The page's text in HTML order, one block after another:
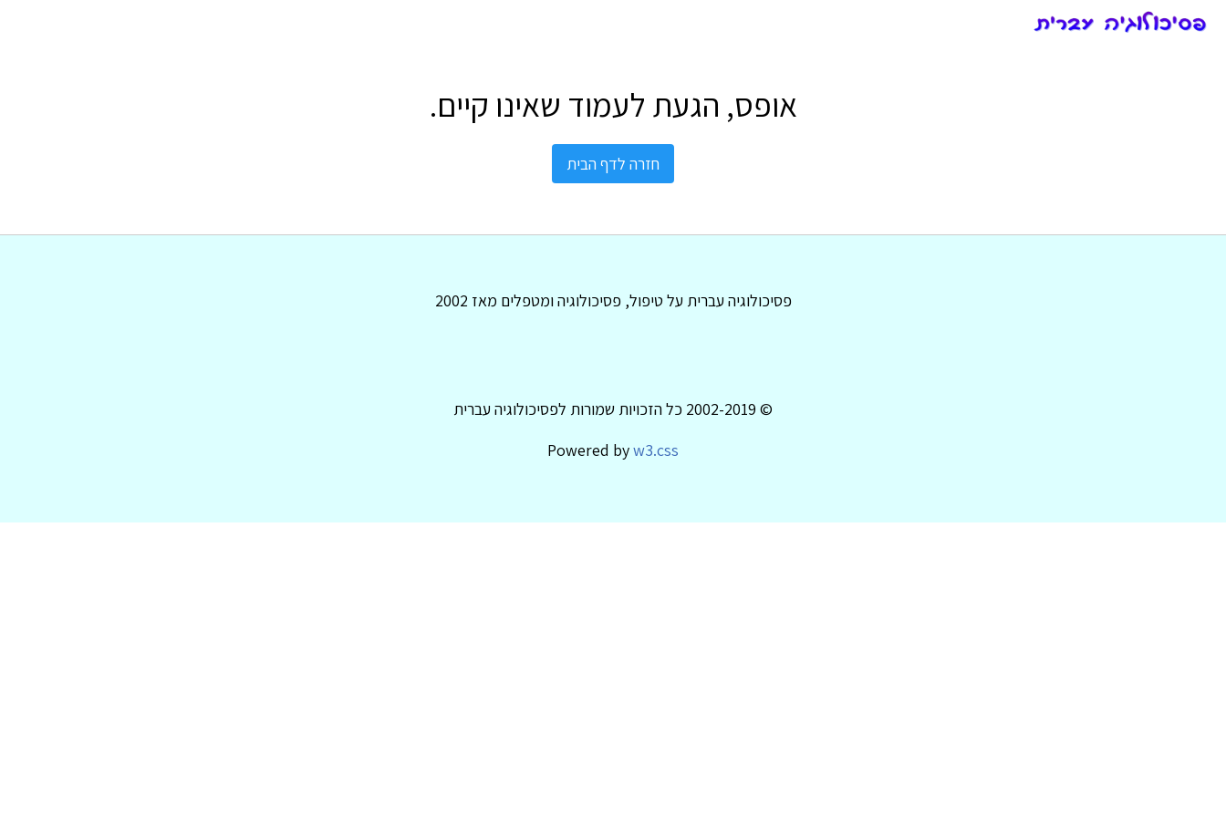
אופס, הגעת לעמוד שאינו קיים.
חזרה לדף הבית
פסיכולוגיה עברית על טיפול, פסיכולוגיה ומטפלים מאז 2002
© 2002-2019 כל הזכויות שמורות לפסיכולוגיה עברית
Powered byw3.css